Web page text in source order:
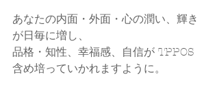
あなたの内面・外面・心の潤い、輝き
が日毎に増し、
品格・知性、幸福感、自信が TPPOS
含め培っていかれますように。